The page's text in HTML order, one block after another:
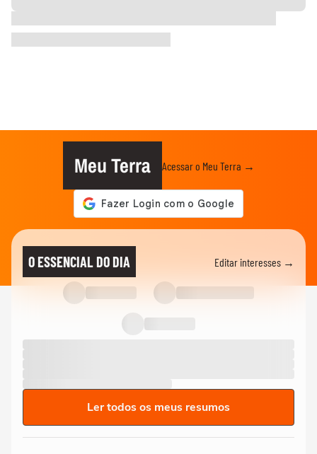
Meu Terra Acessar o Meu Terra →
O ESSENCIAL DO DIA Editar interesses →
Ler todos os meus resumos